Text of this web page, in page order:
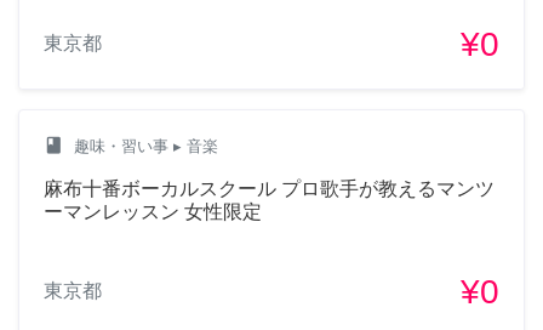
東京都 ¥0
class 趣味・習い事 ▸ 音楽
麻布十番ボーカルスクール プロ歌手が教えるマンツ
ーマンレッスン 女性限定
東京都 ¥0